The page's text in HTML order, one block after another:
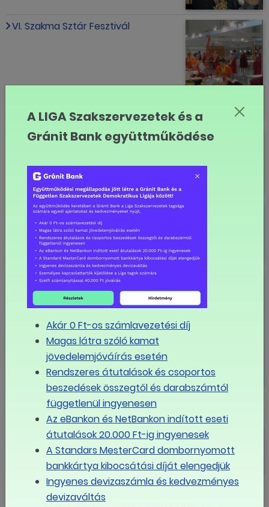
VI. Szakma Sztár Fesztivál
Parlament előtt a szakképzésekről
Kiemelkedő magyar siker a
Szakmák Európa bajnokságán
Ülésezett a Nemzeti Szakképzési
és Felnőttképzési Tanács
Felére csökken a szakirányok száma a szakképzésben
Esélyteremtés szakképzéssel -
hogyan lehetséges?
A LIGA Szakszervezetek és a
Gránit Bank együttműködése
Akár 0 Ft-os számlavezetési díj
Magas látra szóló kamat
jövedelemjóváírás esetén
Rendszeres átutalások és csoportos
beszedések összegtől és darabszámtól
függetlenül ingyenesen
Az eBankon és NetBankon indított eseti
átutalások 20.000 Ft-ig ingyenesek
A Standars MesterCard dombornyomott
bankkártya kibocsátási díját elengedjük
Ingyenes devizaszámla és kedvezményes
devizaváltás